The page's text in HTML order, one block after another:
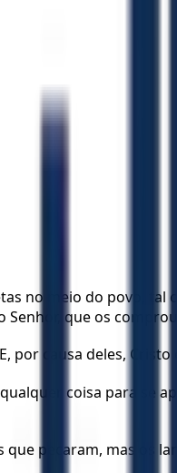
no meio do povo,
que os
por causa deles, Cristo
coisa para se
que pecaram, mas os